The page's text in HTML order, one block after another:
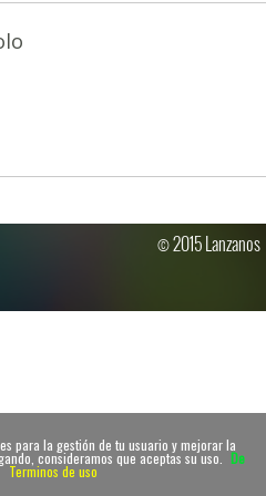
para la gestión de tu usuario y mejorar la
consideramos que aceptas su uso. De
Terminos de uso
© 2015 Lanzanos